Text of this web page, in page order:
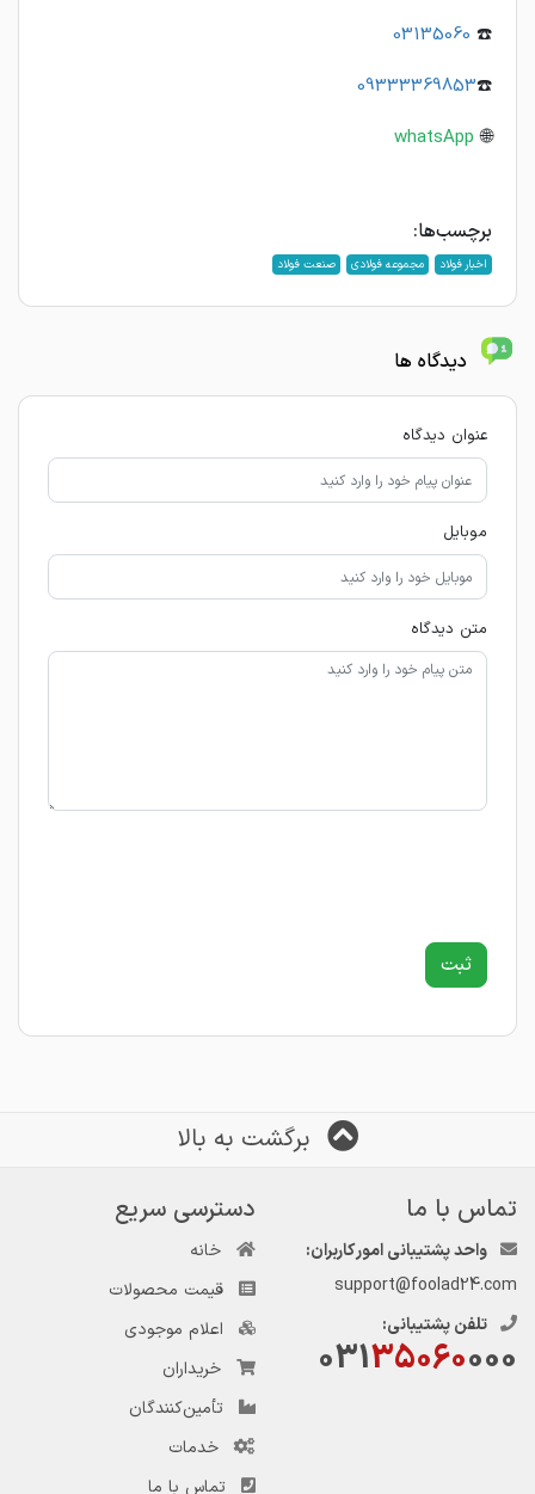
☎️
03135060
☎️
09333369853
🌐
whatsApp
برچسب‌ها:
اخبار فولاد مجموعه فولادی صنعت فولاد
دیدگاه ها
عنوان دیدگاه
موبایل
متن دیدگاه
برگشت به بالا
تماس با ما
واحد پشتیبانی امور کاربران:
support@foolad24.com
تلفن پشتیبانی:
03135060000
دسترسی سریع
خانه
قیمت محصولات
اعلام موجودی
خریداران
تأمین‌کنندگان
خدمات
تماس با ما